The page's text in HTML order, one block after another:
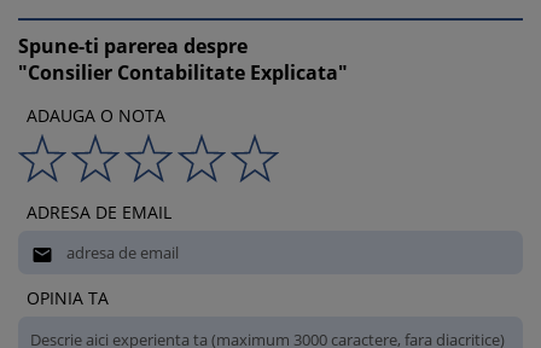
Spune-ti parerea despre
"Consilier Contabilitate Explicata"
ADAUGA O NOTA
ADRESA DE EMAIL

OPINIA TA